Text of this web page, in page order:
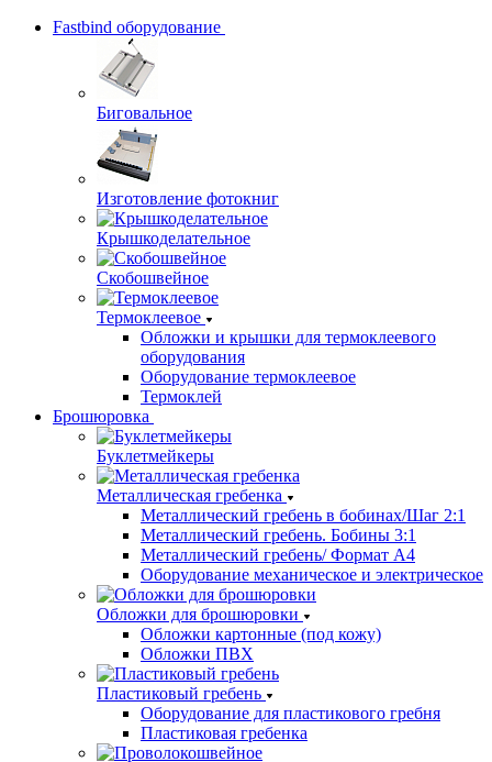
Fastbind оборудование
Биговальное
Изготовление фотокниг
Крышкоделательное
Скобошвейное
Термоклеевое
Обложки и крышки для термоклеевого
оборудования
Оборудование термоклеевое
Термоклей
Брошюровка
Буклетмейкеры
Металлическая гребенка
Металлический гребень в бобинах/Шаг 2:1
Металлический гребень. Бобины 3:1
Металлический гребень/ Формат А4
Оборудование механическое и электрическое
Обложки для брошюровки
Обложки картонные (под кожу)
Обложки ПВХ
Пластиковый гребень
Оборудование для пластикового гребня
Пластиковая гребенка